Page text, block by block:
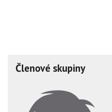
Členové skupiny